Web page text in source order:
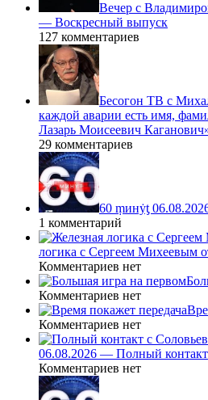
Вечер с
— Воскресный выпуск
127 комментариев
Бесогон ТВ с
каждой аварии есть имя,
Лазарь Моисеевич
29 комментариев
60 ṃинẏƫ
1 комментарий
логика с Сергеем Михеевым
Комментариев нет
Комментариев нет
Комментариев нет
06.08.2026 — Полный контакт
Комментариев нет